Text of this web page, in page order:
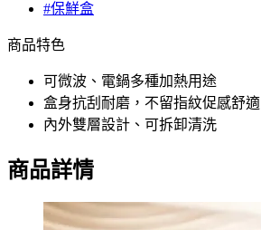
#保鮮盒
商品特色
可微波、電鍋多種加熱用途
盒身抗刮耐磨，不留指紋促感舒適
內外雙層設計、可拆卸清洗
商品詳情